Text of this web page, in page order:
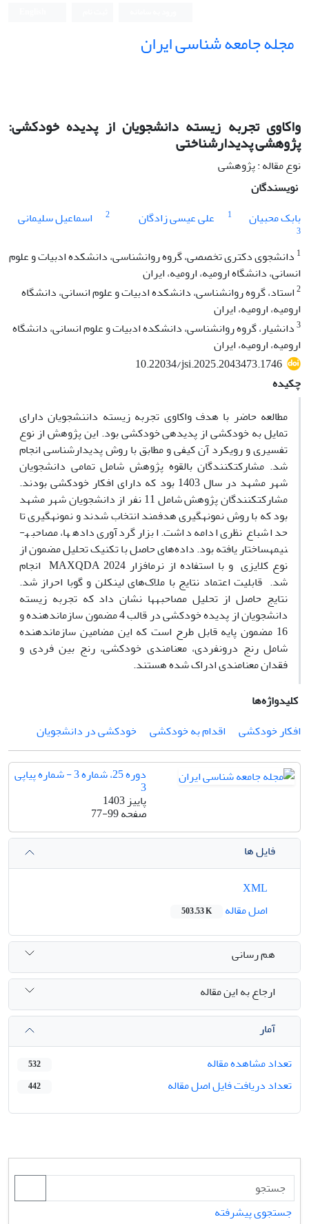
مجله جامعه شناسی ایران
واکاوی تجربه زیسته دانشجویان از پدیده خودکشی:
پژوهشی پدیدارشناختی
نوع مقاله : پژوهشی
نویسندگان
بابک محبیان
1 علی عیسی زادگان 2 اسماعیل سلیمانی
3
1 دانشجوی دکتری تخصصی، گروه روانشناسی، دانشکده ادبیات و علوم
انسانی، دانشگاه ارومیه، ارومیه، ایران
2استاد، گروه روانشناسی، دانشکده ادبیات و علوم انسانی، دانشگاه
ارومیه، ارومیه، ایران
3دانشیار، گروه روانشناسی، دانشکده ادبیات و علوم انسانی، دانشگاه
ارومیه، ارومیه، ایران
10.22034/jsi.2025.2043473.1746
چکیده
مطالعه حاضر با هدف واکاوی تجربه زیسته داننشجویان دارای
تمایل به خودکشی از پدیده­ی خودکشی بود. این پژوهش از نوع
تفسیری و رویکرد آن کیفی و مطابق با روش پدیدارشناسی انجام
شد. مشارکت­کنندگان بالقوه پژوهش شامل تمامی دانشجویان
شهر مشهد در سال 1403 بود که دارای افکار خودکشی بودند.
مشارکت­کنندگان پژوهش شامل 11 نفر از دانشجویان شهر مشهد
بود که با روش نمونه­گیری هدفمند انتخاب شدند و نمونه­گیری تا
حد اشباع نظری ادامه داشت. ابزار گردآوری داده­ها، مصاحبه­
نیمه­ساختار یافته بود. داده‌های حاصل با تکنیک تحلیل مضمون از
نوع کلایزی و با استفاده از نرم­افزار MAXQDA 2024 انجام
شد. قابلیت اعتماد نتایج با ملاک‌های لینکلن و گوبا احراز شد.
نتایج حاصل از تحلیل مصاحبه­ها نشان داد که تجربه زیسته
دانشجویان از پدیده خودکشی در قالب 4 مضمون سازمان­دهنده و
16 مضمون پایه قابل طرح است که این مضامین سازمان­دهنده
شامل رنج درون­فردی، معنامندی خودکشی، رنج بین فردی و
فقدان معنامندی ادراک شده هستند.
کلیدواژه‌ها
افکار خودکشی
اقدام به خودکشی خودکشی در دانشجویان
دوره 25، شماره 3 - شماره پیاپی
3
پاییز 1403
صفحه77-99
فایل ها
اصل مقاله
503.53 K
هم رسانی
ارجاع به این مقاله
آمار
تعداد مشاهده مقاله
532
تعداد دریافت فایل اصل مقاله 442
جستجوی پیشرفته